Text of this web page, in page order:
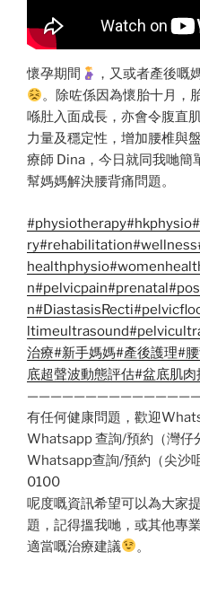
懷孕期間 ，又或者產後嘅
。除咗係因為懷胎十月，
喺肚入面成長，亦會令腹直
力量及穩定性，增加腰椎與
療師 Dina，今日就同我哋簡
幫媽媽解決腰背痛問題。
#physiotherapy#hkphysio
ry#rehabilitation#wellness
healthphysio
n#pelvicpain#prenatal
n#DiastasisRecti
ltimeultrasound
治療#新手媽媽#產後護理#
底超聲波動態評估#盆底肌肉
有任何健康問題，歡迎
Whatsapp 查詢/預約（灣
Whatsapp查詢/預約（尖沙
0100
呢度嘅資訊希望可以為大家
題，記得搵我哋，或其他專
適當嘅治療建議
。